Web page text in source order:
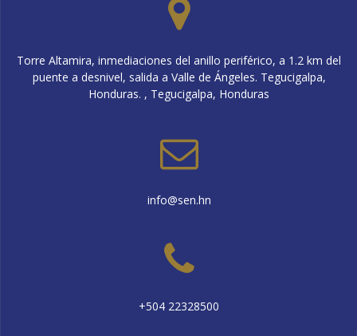
Torre Altamira, inmediaciones del anillo periférico, a 1.2 km del
puente a desnivel, salida a Valle de Ángeles. Tegucigalpa,
Honduras. , Tegucigalpa, Honduras
info@sen.hn
+504 22328500